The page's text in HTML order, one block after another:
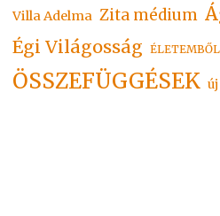
Villa Adelma Zita médium
Égi Világosság ÉLETEMBŐL
ÖSSZEFÜGGÉSEK